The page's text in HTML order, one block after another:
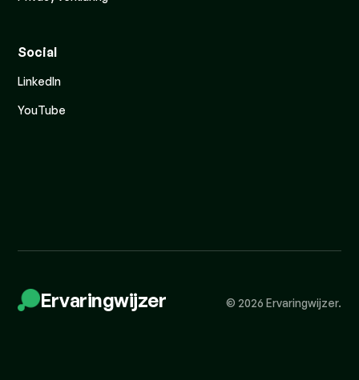
Social
LinkedIn
YouTube
Ervaringwijzer © 2026 Ervaringwijzer.